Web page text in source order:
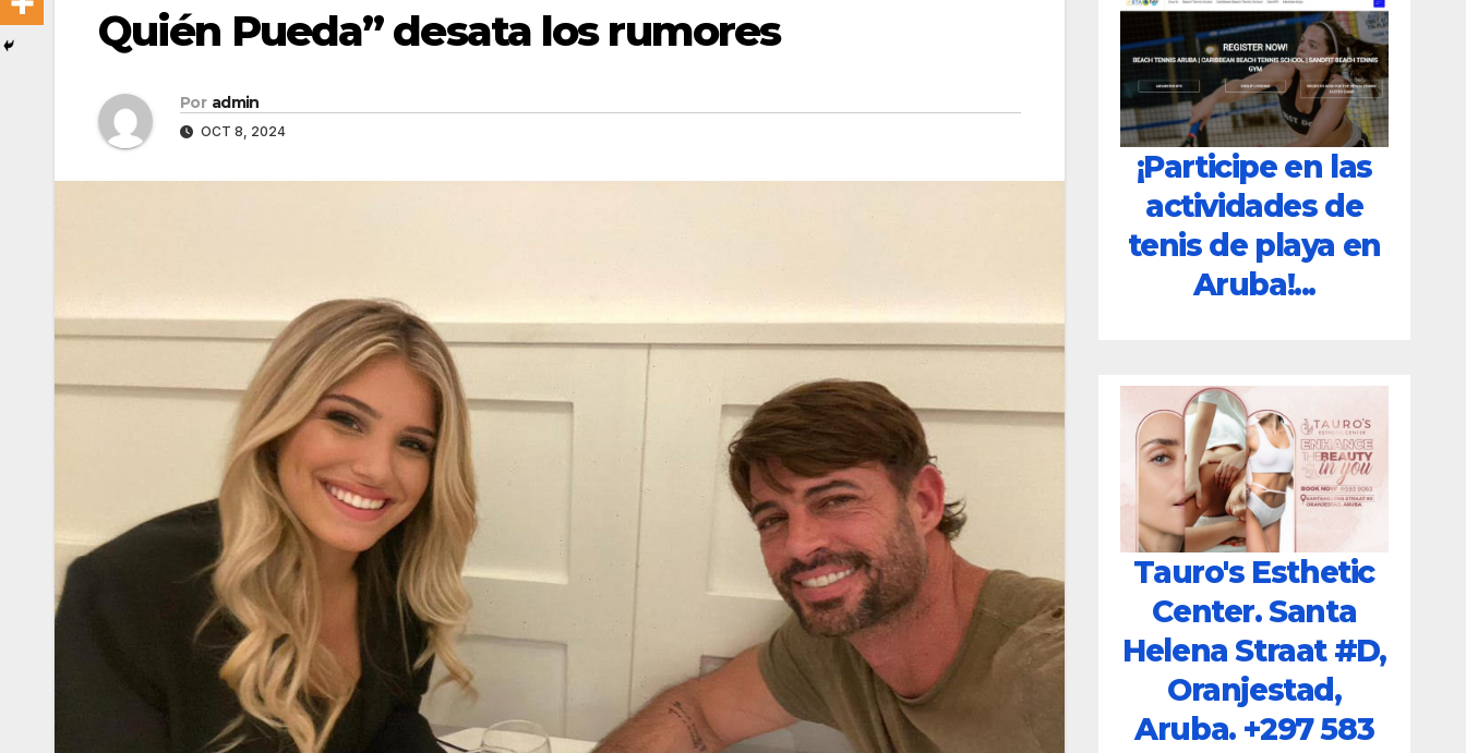
Quién Pueda” desata los rumores
Por admin
OCT 8, 2024
¡Participe en las
actividades de
tenis de playa en
Aruba!...
Tauro's Esthetic
Center. Santa
Helena Straat #D,
Oranjestad,
Aruba. +297 583